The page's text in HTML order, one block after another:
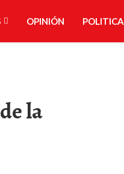
OPINIÓN POLITICA
la